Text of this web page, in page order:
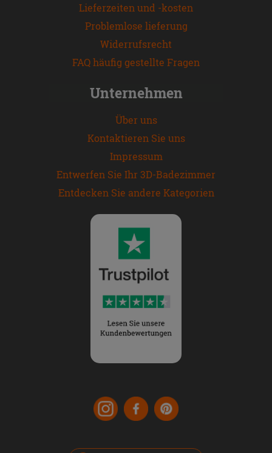
Lieferzeiten und -kosten
Problemlose lieferung
Widerrufsrecht
FAQ häufig gestellte Fragen
Unternehmen
Über uns
Kontaktieren Sie uns
Impressum
Entwerfen Sie Ihr 3D-Badezimmer
Entdecken Sie andere Kategorien